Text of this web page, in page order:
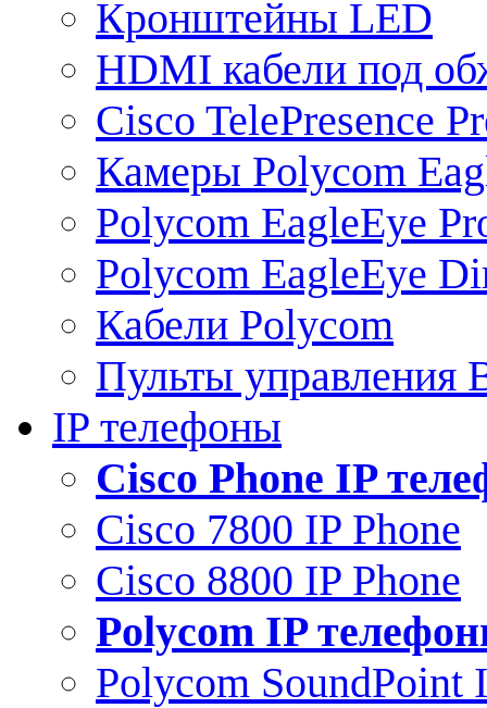
Кронштейны LED
HDMI кабели под
Cisco TelePresence
Камеры Polycom
Polycom EagleEye
Polycom EagleEye
Кабели Polycom
Пульты управления
IP телефоны
Сisco Phone IP
Cisco 7800 IP Phone
Cisco 8800 IP Phone
Polycom IP
Polycom SoundPoint